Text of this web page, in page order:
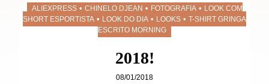
ALIEXPRESS• CHINELO DJEAN • FOTOGRAFIA• LOOK COM
SHORT ESPORTISTA • LOOK DO DIA • LOOKS • T-SHIRT GRINGA
ESCRITO MORNING
2018!
08/01/2018